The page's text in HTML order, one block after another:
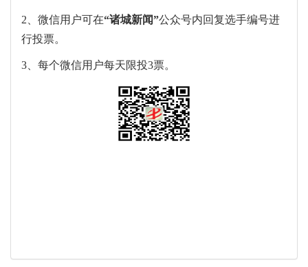
2、微信用户可在“诸城新闻”公众号内回复选手编号进
行投票。
3、每个微信用户每天限投3票。